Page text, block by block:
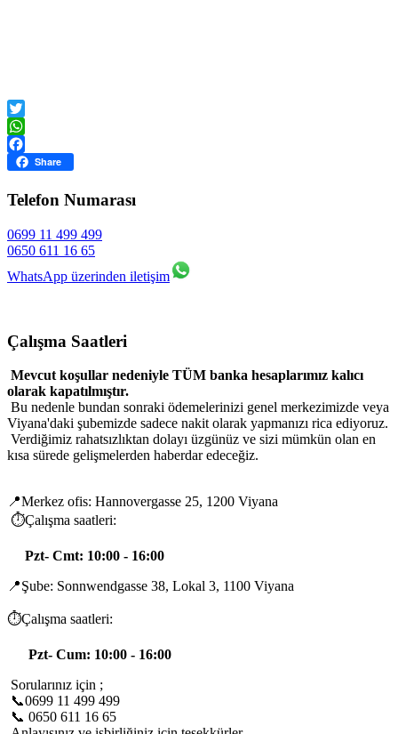
Twitter
WhatsApp
Facebook
Share
Telefon Numarası
0699 11 499 499
0650 611 16 65
WhatsApp üzerinden iletişim
Çalışma Saatleri
Mevcut koşullar nedeniyle TÜM banka hesaplarımız kalıcı
olarak kapatılmıştır.
Bu nedenle bundan sonraki ödemelerinizi genel merkezimizde veya
Viyana'daki şubemizde sadece nakit olarak yapmanızı rica ediyoruz.
Verdiğimiz rahatsızlıktan dolayı üzgünüz ve sizi mümkün olan en
kısa sürede gelişmelerden haberdar edeceğiz.
📍Merkez ofis: Hannovergasse 25, 1200 Viyana
⏱️Çalışma saatleri:
Pzt- Cmt: 10:00 - 16:00
📍Şube: Sonnwendgasse 38, Lokal 3, 1100 Viyana
⏱️Çalışma saatleri:
Pzt- Cum: 10:00 - 16:00
Sorularınız için ;
📞0699 11 499 499
📞 0650 611 16 65